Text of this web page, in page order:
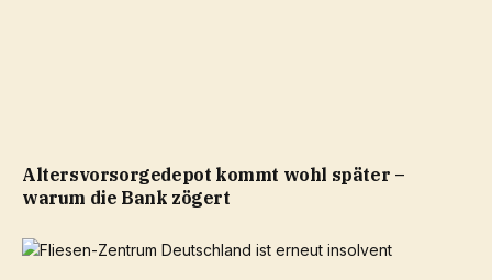
Altersvorsorgedepot kommt wohl später –
warum die Bank zögert